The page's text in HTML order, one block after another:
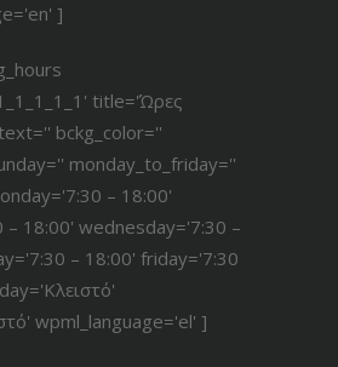
]
title='Ώρες
bckg_color=''
monday_to_friday=''
– 18:00'
– 18:00' wednesday='7:30 –
– 18:00' friday='7:30
wpml_language='el' ]